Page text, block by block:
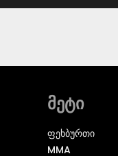
მეტი
ᲤᲔᲮᲑᲣᲠᲗᲘ
MMA